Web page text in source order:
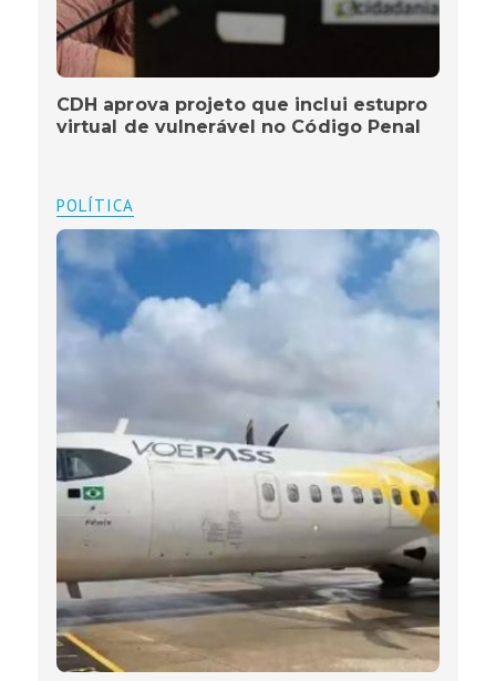
CDH aprova projeto que inclui estupro
virtual de vulnerável no Código Penal
POLÍTICA